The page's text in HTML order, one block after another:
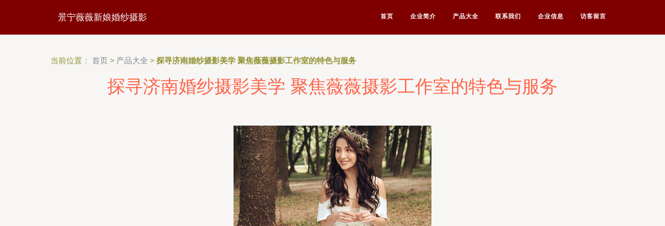
景宁薇薇新娘婚纱摄影 首页 企业简介 产品大全 联系我们 企业信息 访客留言
当前位置： 首页 > 产品大全 > 探寻济南婚纱摄影美学 聚焦薇薇摄影工作室的特色与服务
探寻济南婚纱摄影美学 聚焦薇薇摄影工作室的特色与服务